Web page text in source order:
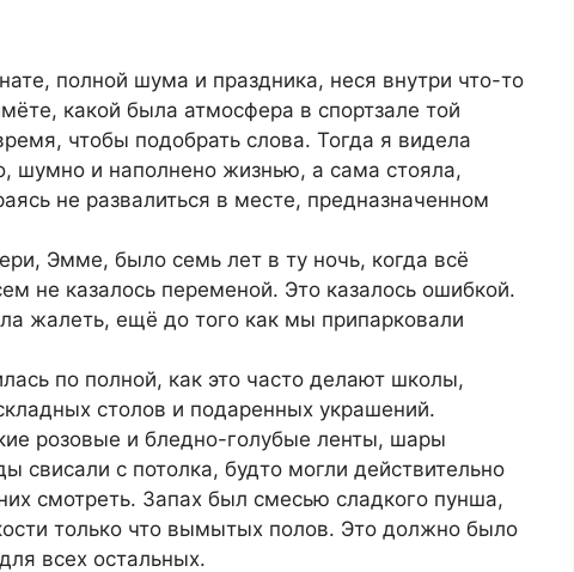
полной шума и праздника, неся внутри что-то
какой была атмосфера в спортзале той
чтобы подобрать слова. Тогда я видела
шумно и наполнено жизнью, а сама стояла,
не развалиться в месте, предназначенном
Эмме, было семь лет в ту ночь, когда всё
не казалось переменой. Это казалось ошибкой.
жалеть, ещё до того как мы припарковали
по полной, как это часто делают школы,
столов и подаренных украшений.
розовые и бледно-голубые ленты, шары
свисали с потолка, будто могли действительно
смотреть. Запах был смесью сладкого пунша,
только что вымытых полов. Это должно было
всех остальных.